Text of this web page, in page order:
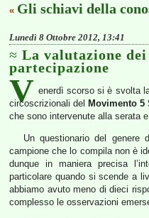
« Gli schiavi della
Lunedì 8 Ottobre 2012, 13:41
La valutazione
partecipazione
V enerdì scorso si è svolta
circoscrizionali del Movimento 5
che sono intervenute alla serata
Un questionario del genere
campione che lo compila non è
dunque in maniera precisa
particolare quando si scende a
abbiamo avuto meno di dieci
complesso le osservazioni